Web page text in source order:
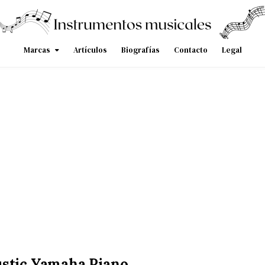
Marcas Artículos Biografías Contacto Legal